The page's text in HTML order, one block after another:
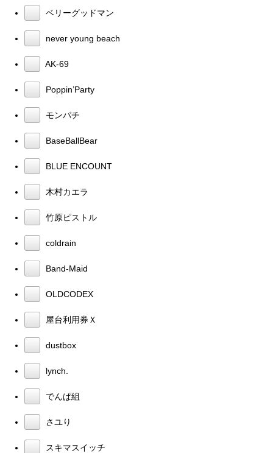
ベリーグッドマン
never young beach
AK-69
Poppin’Party
モンパチ
BaseBallBear
BLUE ENCOUNT
木村カエラ
竹原ピストル
coldrain
Band-Maid
OLDCODEX
屋台利用券Ｘ
dustbox
lynch.
でんぱ組
さユり
スキマスイッチ